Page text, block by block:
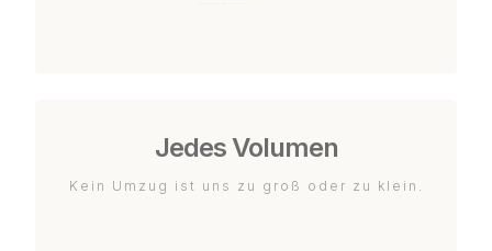
Jedes Volumen
Kein Umzug ist uns zu groß oder zu klein.